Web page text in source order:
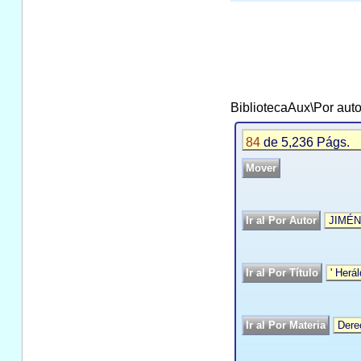
BibliotecaAux\Por
84de 5,236 Págs.